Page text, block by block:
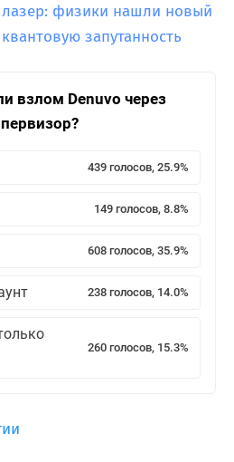
физики нашли новый
запутанность
взлом Denuvo через
439 голосов, 25.9%
149 голосов, 8.8%
608 голосов, 35.9%
238 голосов, 14.0%
260 голосов, 15.3%